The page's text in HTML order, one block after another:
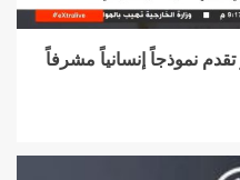
طبنجة صوت و3هاتف محمول
شخصية بحوزة منتحل صفة
التحقيقات
نموذجاً إنسانياً مشرفاً